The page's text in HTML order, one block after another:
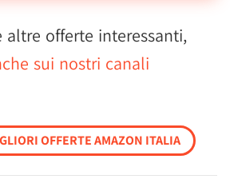
altre offerte interessanti,
sui nostri canali
OFFERTE AMAZON ITALIA